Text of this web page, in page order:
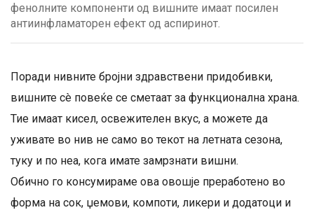
фенолните компоненти од вишните имаат посилен
антиинфламаторен ефект од аспиринот.
Поради нивните бројни здравствени придобивки,
вишните сè повеќе се сметаат за функционална храна.
Тие имаат кисел, освежителен вкус, а можете да
уживате во нив не само во текот на летната сезона,
туку и по неа, кога имате замрзнати вишни.
Обично го консумираме ова овошје преработено во
форма на сок, џемови, компоти, ликери и додатоци и